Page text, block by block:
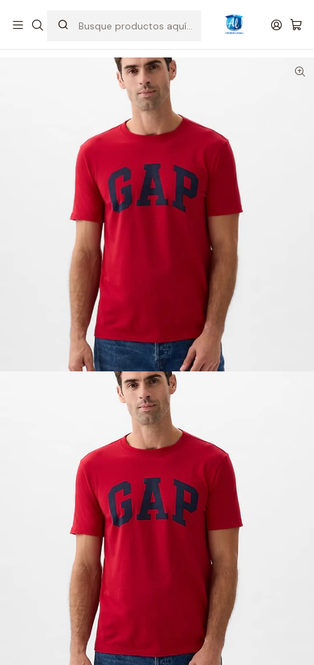
Camiseta GAP logo